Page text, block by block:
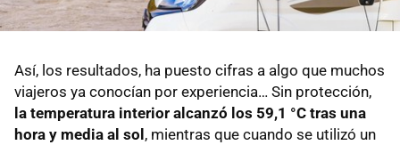
Así, los resultados, ha puesto cifras a algo que muchos
viajeros ya conocían por experiencia… Sin protección,
la temperatura interior alcanzó los 59,1 °C tras una
hora y media al sol , mientras que cuando se utilizó un